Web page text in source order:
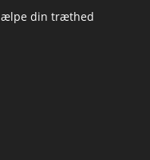
din træthed